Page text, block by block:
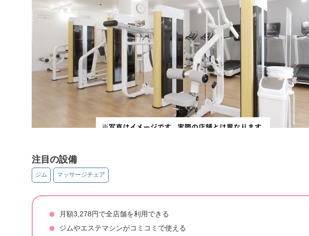
注目の設備
ジム マッサージチェア
月額3,278円で全店舗を利用できる
ジムやエステマシンがコミコミで使える